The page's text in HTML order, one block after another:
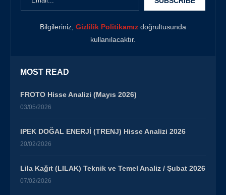
Bilgileriniz, Gizlilik Politikamız doğrultusunda
kullanılacaktır.
MOST READ
FROTO Hisse Analizi (Mayıs 2026)
03/05/2026
IPEK DOĞAL ENERJİ (TRENJ) Hisse Analizi 2026
20/02/2026
Lila Kağıt (LILAK) Teknik ve Temel Analiz / Şubat 2026
07/02/2026